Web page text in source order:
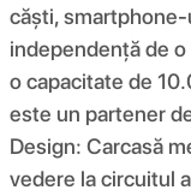
căști,
independență de
o capacitate de
este un partener
Design: Carcasă
vedere la circuitul